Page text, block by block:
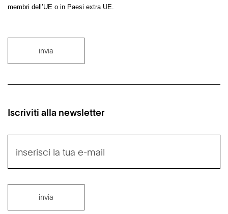
membri dell’UE o in Paesi extra UE.
invia
Iscriviti alla newsletter
invia